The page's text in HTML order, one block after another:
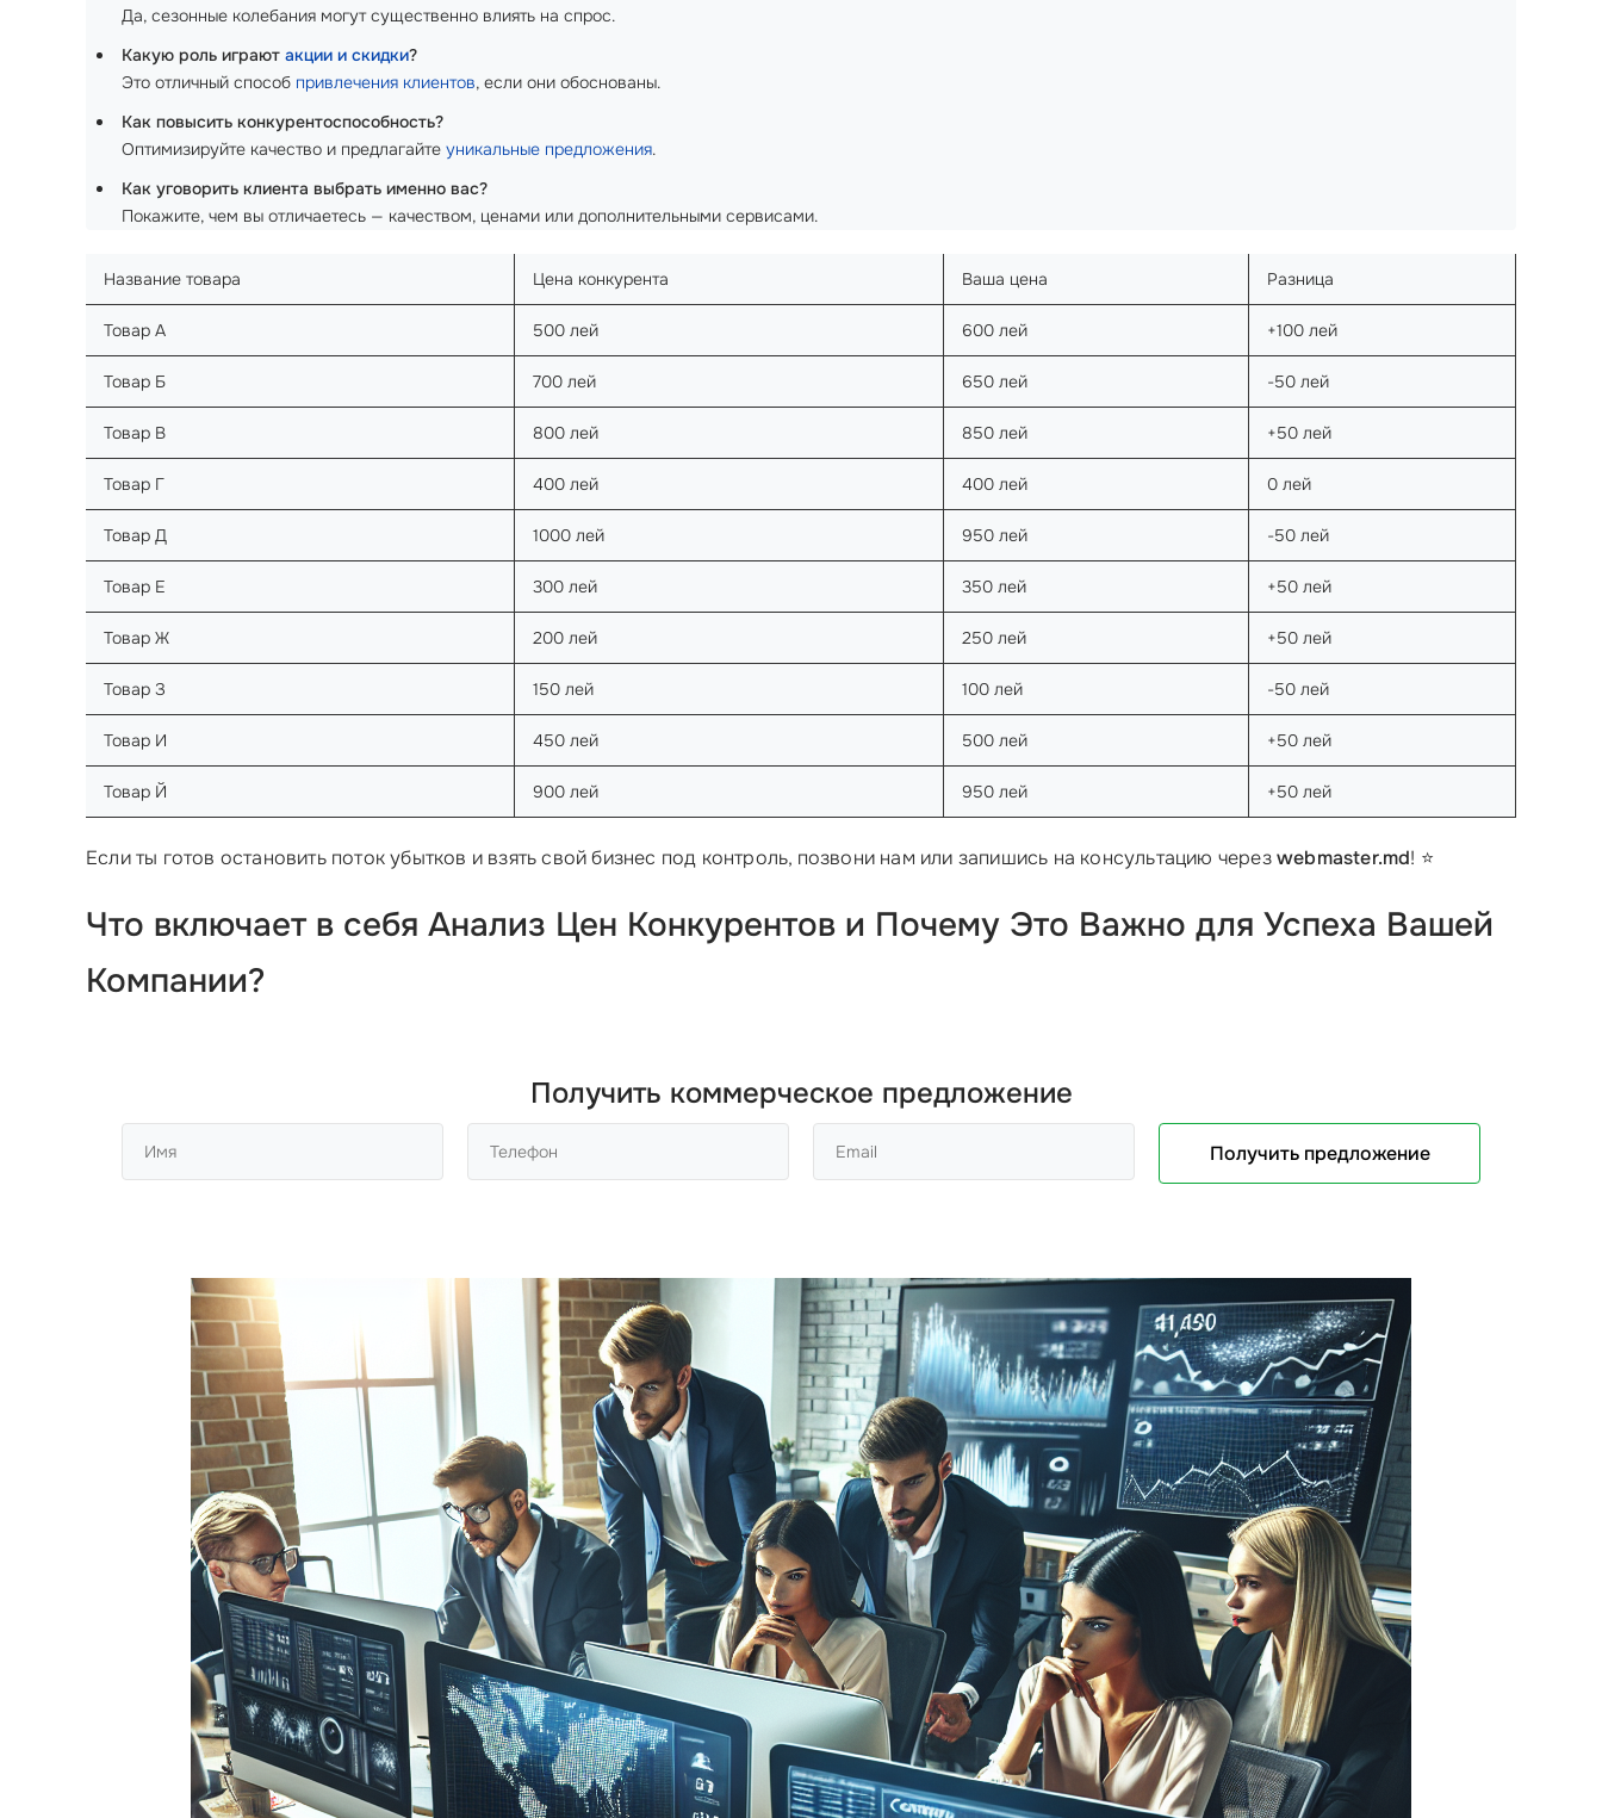
Да, сезонные колебания могут существенно влиять на спрос.
Какую роль играют акции и скидки?
Это отличный способ привлечения клиентов, если они обоснованы.
Как повысить конкурентоспособность?
Оптимизируйте качество и предлагайте уникальные предложения.
Как уговорить клиента выбрать именно вас?
Покажите, чем вы отличаетесь — качеством, ценами или дополнительными сервисами.
Название товара Цена конкурента Ваша цена Разница
Товар А 500 лей 600 лей +100 лей
Товар Б 700 лей 650 лей -50 лей
Товар В 800 лей 850 лей +50 лей
Товар Г 400 лей 400 лей 0 лей
Товар Д 1000 лей 950 лей -50 лей
Товар Е 300 лей 350 лей +50 лей
Товар Ж 200 лей 250 лей +50 лей
Товар З 150 лей 100 лей -50 лей
Товар И 450 лей 500 лей +50 лей
Товар Й 900 лей 950 лей +50 лей
Если ты готов остановить поток убытков и взять свой бизнес под контроль, позвони нам или запишись на консультацию черезwebmaster.md! ⭐
Что включает в себя Анализ Цен Конкурентов и Почему Это Важно для Успеха Вашей
Компании?
Получить коммерческое предложение
Получить предложение